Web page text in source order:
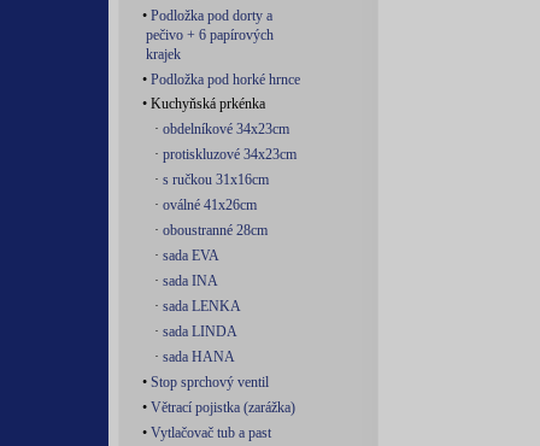
• Podložka pod dorty a
pečivo + 6 papírových
krajek
• Podložka pod horké hrnce
• Kuchyňská prkénka
· obdelníkové 34x23cm
· protiskluzové 34x23cm
· s ručkou 31x16cm
· oválné 41x26cm
· oboustranné 28cm
· sada EVA
· sada INA
· sada LENKA
· sada LINDA
· sada HANA
• Stop sprchový ventil
• Větrací pojistka (zarážka)
• Vytlačovač tub a past